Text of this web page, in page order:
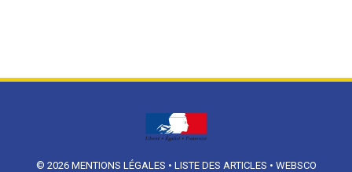
© 2026 MENTIONS LÉGALES • LISTE DES ARTICLES • WEBSCO